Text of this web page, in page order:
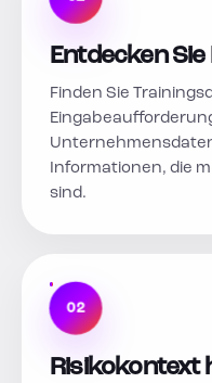
Entdecken Sie
Finden Sie
Informationen, die
sind.
02
Risikokontext